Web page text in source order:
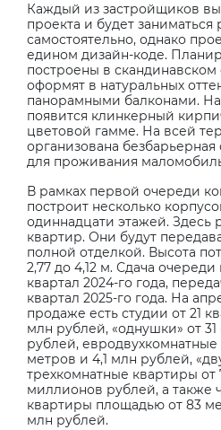
Каждый из застройщиков
проекта и будет
самостоятельно, однако
едином дизайн-коде.
построены в скандинавском
оформят в натуральных
панорамными балконами.
появится клинкерный
цветовой гамме. На всей
организована
для проживания
В рамках первой очереди
построит несколько
одиннадцати этажей. Здесь
квартир. Они будут
полной отделкой. Высота
2,77 до 4,12 м. Сдача
квартал 2024-го года,
квартал 2025-го года. На
продаже есть студии от 21
млн рублей, «однушки» от 31
рублей,
метров и 4,1 млн рублей,
трехкомнатные квартиры от
миллионов рублей, а также
квартиры площадью от 83
млн рублей.